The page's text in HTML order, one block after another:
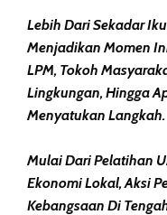
Lebih Dari Sekadar
Menjadikan Momen
LPM, Tokoh
Lingkungan, Hingga
Menyatukan Langkah.
Mulai Dari Pelatihan
Ekonomi Lokal, Aksi
Kebangsaan Di